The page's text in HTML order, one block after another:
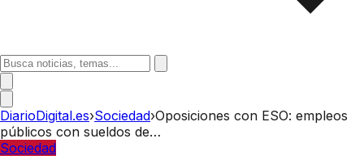
DiarioDigital.es›Sociedad›Oposiciones con ESO: empleos
públicos con sueldos de…
Sociedad